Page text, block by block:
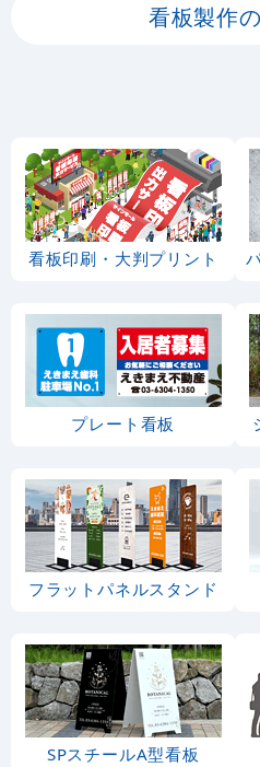
看板製作
看板印刷・大判プリント
プレート看板
フラットパネルスタンド
SPスチールA型看板